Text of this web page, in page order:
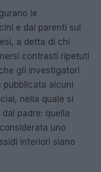
le
e dai parenti sul
a detta di chi
contrasti ripetuti
gli investigatori
pubblicata alcuni
nella quale si
padre: quella
uno
interiori siano